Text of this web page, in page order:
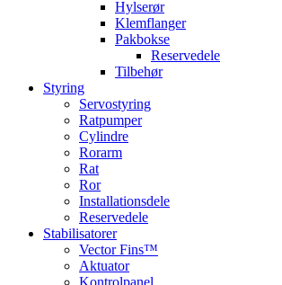
Hylserør
Klemflanger
Pakbokse
Reservedele
Tilbehør
Styring
Servostyring
Ratpumper
Cylindre
Rorarm
Rat
Ror
Installationsdele
Reservedele
Stabilisatorer
Vector Fins™
Aktuator
Kontrolpanel